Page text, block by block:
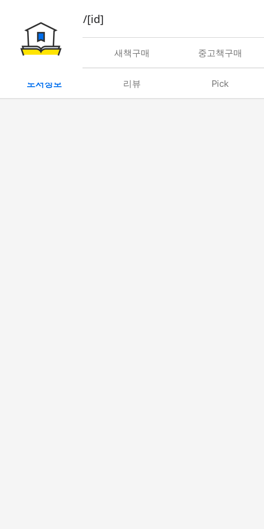
book/rent/[id]
대여 새책구매 중고책구매
도서정보 리뷰 Pick